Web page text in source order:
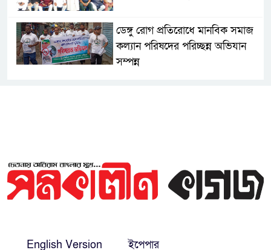
ডেঙ্গু রোগ প্রতিরোধে মানবিক সমাজ
কল্যান পরিষদের পরিচ্ছন্ন অভিযান
সম্পন্ন
বিস্ফোরণ, দগ্ধ একই পরিবারের-৩
ঢাকা-সিলেটে মহাসড়কে দুই বাসের
English Version ইপেপার